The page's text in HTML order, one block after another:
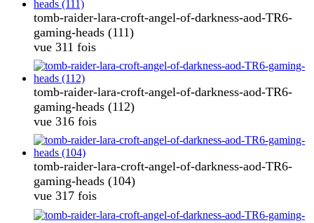
tomb-raider-lara-croft-angel-of-darkness-aod-TR6-
gaming-heads (111)
vue 311 fois
tomb-raider-lara-croft-angel-of-darkness-aod-TR6-
gaming-heads (112)
vue 316 fois
tomb-raider-lara-croft-angel-of-darkness-aod-TR6-
gaming-heads (104)
vue 317 fois